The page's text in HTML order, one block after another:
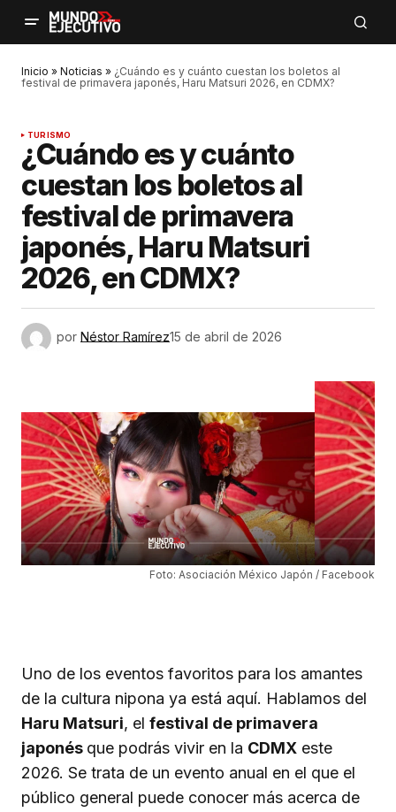
Inicio » Noticias » ¿Cuándo es y cuánto cuestan los boletos al
festival de primavera japonés, Haru Matsuri 2026, en CDMX?
TURISMO
¿Cuándo es y cuánto
cuestan los boletos al
festival de primavera
japonés, Haru Matsuri
2026, en CDMX?
por Néstor Ramírez15 de abril de 2026
Foto: Asociación México Japón / Facebook
Uno de los eventos favoritos para los amantes
de la cultura nipona ya está aquí. Hablamos del
Haru Matsuri, el festival de primavera
japonés que podrás vivir en la CDMX este
2026. Se trata de un evento anual en el que el
público general puede conocer más acerca de